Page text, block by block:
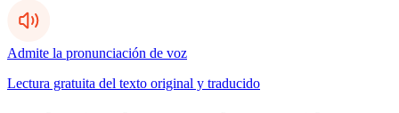
Admite la pronunciación de voz
Lectura gratuita del texto original y traducido